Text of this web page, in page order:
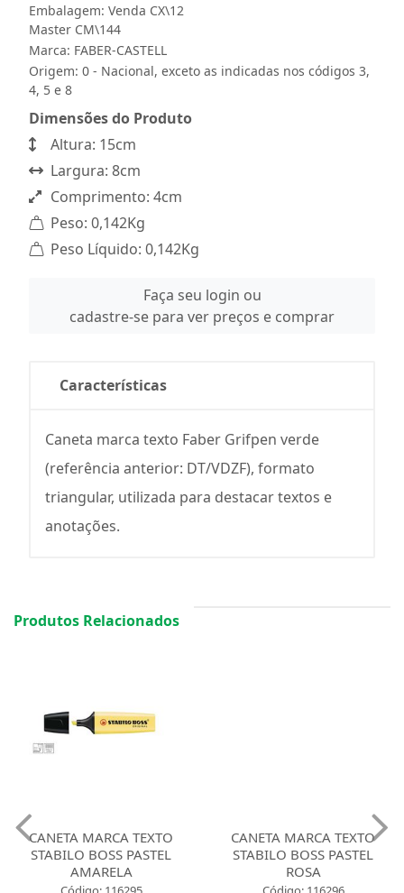
Embalagem: Venda CX\12
Master CM\144
Marca: FABER-CASTELL
Origem: 0 - Nacional, exceto as indicadas nos códigos 3,
4, 5 e 8
Dimensões do Produto
Altura: 15cm
Largura: 8cm
Comprimento: 4cm
Peso: 0,142Kg
Peso Líquido: 0,142Kg
Faça seu login ou
cadastre-se para ver preços e comprar
Características
Caneta marca texto Faber Grifpen verde
(referência anterior: DT/VDZF), formato
triangular, utilizada para destacar textos e
anotações.
Produtos Relacionados
CANETA MARCA TEXTO
STABILO BOSS PASTEL
AMARELA
CANETA MARCA TEXTO
STABILO BOSS PASTEL
ROSA